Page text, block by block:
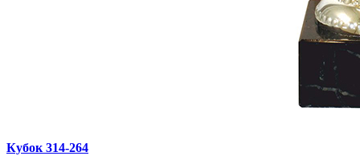
Кубок 314‑264